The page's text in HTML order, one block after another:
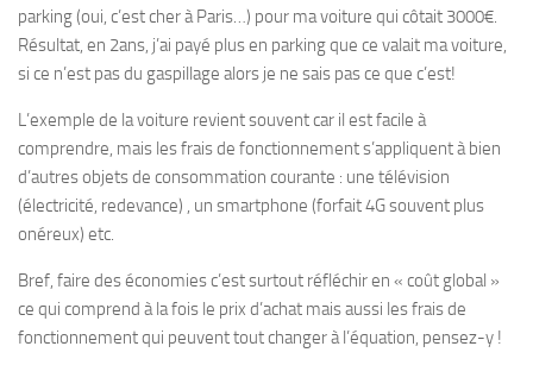
parking (oui, c’est cher à Paris…) pour ma voiture qui côtait 3000€.
Résultat, en 2ans, j’ai payé plus en parking que ce valait ma voiture,
si ce n’est pas du gaspillage alors je ne sais pas ce que c’est!
L’exemple de la voiture revient souvent car il est facile à
comprendre, mais les frais de fonctionnement s’appliquent à bien
d’autres objets de consommation courante : une télévision
(électricité, redevance) , un smartphone (forfait 4G souvent plus
onéreux) etc.
Bref, faire des économies c’est surtout réfléchir en « coût global »
ce qui comprend à la fois le prix d’achat mais aussi les frais de
fonctionnement qui peuvent tout changer à l’équation, pensez-y !